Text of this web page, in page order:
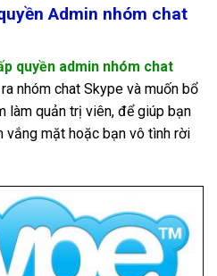
Admin nhóm chat
quyền admin nhóm chat
nhóm chat Skype và muốn bổ
làm quản trị viên, để giúp bạn
vắng mặt hoặc bạn vô tình rời